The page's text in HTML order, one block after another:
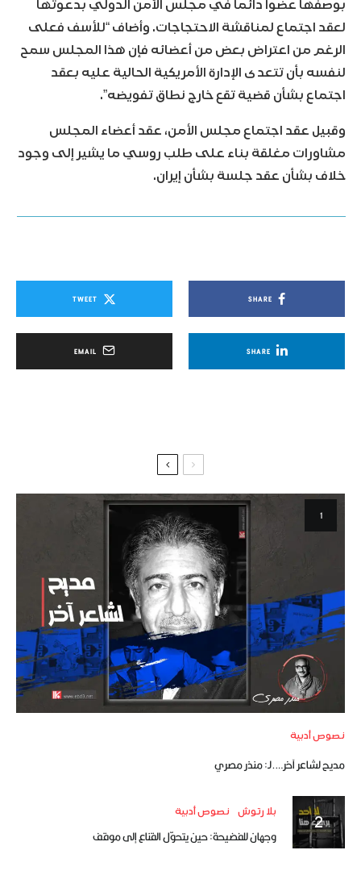
بوصفها عضوا دائما في مجلس الأمن الدولي بدعوتها
لعقد اجتماع لمناقشة الاحتجاجات. وأضاف “للأسف فعلى
الرغم من اعتراض بعض من أعضائه فإن هذا المجلس سمح
لنفسه بأن تتعدى الإدارة الأمريكية الحالية عليه بعقد
اجتماع بشأن قضية تقع خارج نطاق تفويضه”.
وقبيل عقد اجتماع مجلس الأمن، عقد أعضاء المجلس
مشاورات مغلقة بناء على طلب روسي ما يشير إلى وجود
خلاف بشأن عقد جلسة بشأن إيران.
SHARE
TWEET
SHARE
EMAIL
نصوص أدبية
مديح لشاعر آخر….لـ: منذر مصري
بلا رتوش نصوص أدبية
وجهان للفضيحة: حين يتحوّل القناع إلى موقف